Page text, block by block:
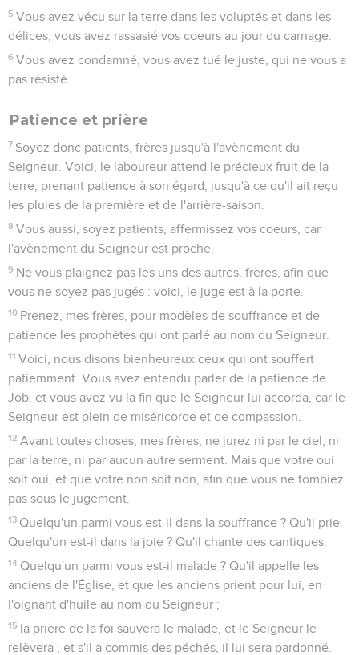
5 Vous avez vécu sur la terre dans les voluptés et dans les
délices, vous avez rassasié vos coeurs au jour du carnage.
6 Vous avez condamné, vous avez tué le juste, qui ne vous a
pas résisté.
Patience et prière
7 Soyez donc patients, frères jusqu'à l'avènement du
Seigneur. Voici, le laboureur attend le précieux fruit de la
terre, prenant patience à son égard, jusqu'à ce qu'il ait reçu
les pluies de la première et de l'arrière-saison.
8 Vous aussi, soyez patients, affermissez vos coeurs, car
l'avènement du Seigneur est proche.
9 Ne vous plaignez pas les uns des autres, frères, afin que
vous ne soyez pas jugés : voici, le juge est à la porte.
10 Prenez, mes frères, pour modèles de souffrance et de
patience les prophètes qui ont parlé au nom du Seigneur.
11 Voici, nous disons bienheureux ceux qui ont souffert
patiemment. Vous avez entendu parler de la patience de
Job, et vous avez vu la fin que le Seigneur lui accorda, car le
Seigneur est plein de miséricorde et de compassion.
12 Avant toutes choses, mes frères, ne jurez ni par le ciel, ni
par la terre, ni par aucun autre serment. Mais que votre oui
soit oui, et que votre non soit non, afin que vous ne tombiez
pas sous le jugement.
13 Quelqu'un parmi vous est-il dans la souffrance ? Qu'il prie.
Quelqu'un est-il dans la joie ? Qu'il chante des cantiques.
14 Quelqu'un parmi vous est-il malade ? Qu'il appelle les
anciens de l'Église, et que les anciens prient pour lui, en
l'oignant d'huile au nom du Seigneur ;
15 la prière de la foi sauvera le malade, et le Seigneur le
relèvera ; et s'il a commis des péchés, il lui sera pardonné.